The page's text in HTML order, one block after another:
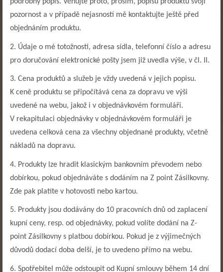
pozornost a v případě nejasností mě kontaktujte ještě před
objednáním produktu.
2. Údaje o mé totožnosti, adresa sídla, telefonní číslo a adresu
pro doručování elektronické pošty jsem již uvedla výše, v čl. II.
3. Cena produktů a služeb je vždy uvedená v jejich popisu.
K ceně produktu se připočítává cena za dopravu ve výši
uvedené na webu, jakož i v objednávkovém formuláři.
V rekapitulaci objednávky v objednávkovém formuláři je
uvedena celková cena za všechny objednané produkty, včetně
nákladů na dopravu.
4. Produkty lze hradit klasickým bankovním převodem nebo
dobírkou, pokud objednáváte s dodáním na Z point Zásilkovny.
Zde pak platíte v hotovosti nebo kartou.
5. Produkty jsou dodávány do 10 pracovních dnů od zaplacení
kupní ceny, resp. od objednávky, pokud volíte dodání na Z-
point Zásilkovny s platbou dobírkou. Pokud je z výjimečných
důvodů dodací doba delší, je to uvedeno přímo na webu.
6. Spotřebitel může odstoupit od Kupní smlouvy během 14 dní